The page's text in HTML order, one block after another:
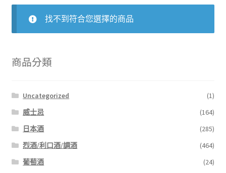
日本酒
週邊配件
找不到符合您選擇的商品
商品分類
Uncategorized
(1)
威士忌
(164)
日本酒
(285)
烈酒/利口酒/調酒
(464)
葡萄酒
(24)